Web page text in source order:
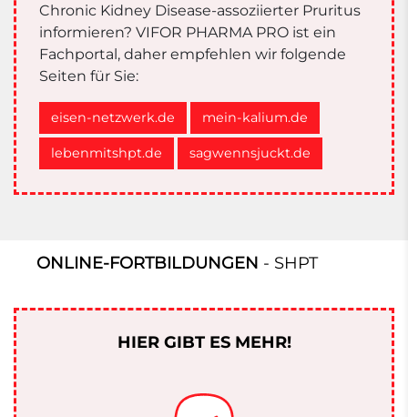
Chronic Kidney Disease-assoziierter Pruritus
informieren? VIFOR PHARMA PRO ist ein
Fachportal, daher empfehlen wir folgende
Seiten für Sie:
eisen-netzwerk.de mein-kalium.de
lebenmitshpt.de sagwennsjuckt.de
ONLINE-FORTBILDUNGEN - SHPT
HIER GIBT ES MEHR!